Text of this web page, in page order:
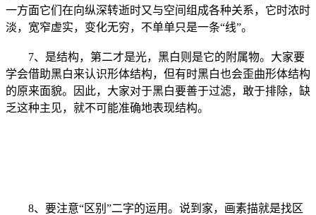
一方面它们在向纵深转逝时又与空间组成各种关系，它时浓时
淡，宽窄虚实，变化无穷，不单单只是一条“线”。
7、是结构，第二才是光，黑白则是它的附属物。大家要
学会借助黑白来认识形体结构，但有时黑白也会歪曲形体结构
的原来面貌。因此，大家对于黑白要善于过滤，敢于排除，缺
乏这种主见，就不可能准确地表现结构。
8、要注意“区别”二字的运用。说到家，画素描就是找区